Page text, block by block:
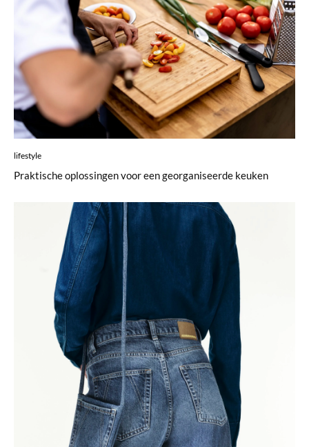
lifestyle
Praktische oplossingen voor een georganiseerde keuken